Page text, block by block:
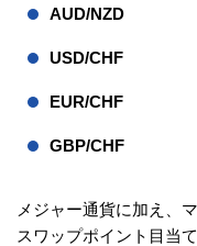
AUD/NZD
USD/CHF
EUR/CHF
GBP/CHF
メジャー通貨に加え、
スワップポイント目当